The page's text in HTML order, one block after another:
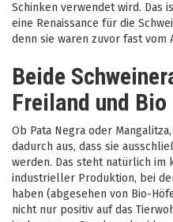
Schinken verwendet wird. Das
eine Renaissance für die
denn sie waren zuvor fast vom
Beide
Freiland und Bio
Ob Pata Negra oder
dadurch aus, dass sie
werden. Das steht natürlich im
industrieller Produktion, bei
haben (abgesehen von Bio-
nicht nur positiv auf das